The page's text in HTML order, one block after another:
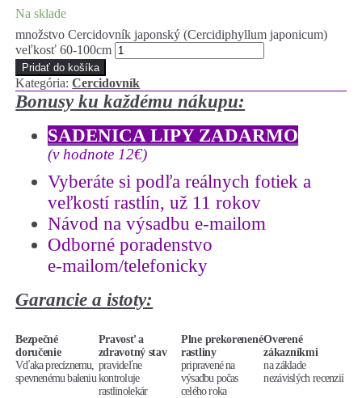
Na sklade
množstvo Cercidovník japonský (Cercidiphyllum japonicum)
veľkosť 60-100cm
Pridať do košíka
Kategória:Cercidovník
Bonusy ku každému nákupu:
SADENICA LIPY ZADARMO
(v hodnote 12€)
Vyberáte si podľa reálnych fotiek a
veľkostí rastlín, už 11 rokov
Návod na výsadbu e-mailom
Odborné poradenstvo
e-mailom/telefonicky
Garancie a istoty:
Bezpečné
doručenie
Vďaka precíznemu,
spevnenému baleniu
Pravosť a
zdravotný stav
pravideľne
kontroluje
rastlinolekár
Plne prekorenené
rastliny
pripravené na
výsadbu počas
celého roka
Overené
zákazníkmi
na základe
nezávislých recenzií